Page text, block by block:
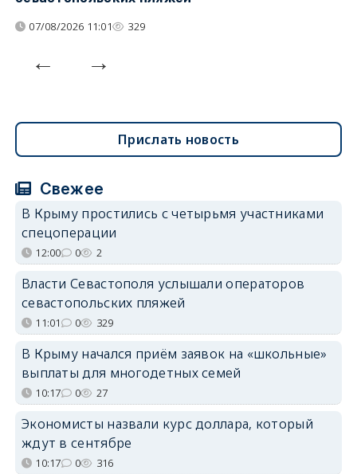
07/08/2026 11:01 329
Прислать новость
Свежее
В Крыму простились с четырьмя участниками
спецоперации
12:00 0 2
Власти Севастополя услышали операторов
севастопольских пляжей
11:01 0 329
В Крыму начался приём заявок на «школьные»
выплаты для многодетных семей
10:17 0 27
Экономисты назвали курс доллара, который
ждут в сентябре
10:17 0 316